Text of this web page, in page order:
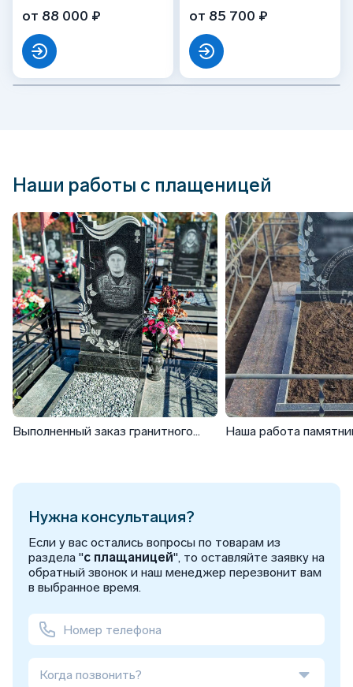
от 88 000 ₽ от 85 700 ₽
Наши работы с плащеницей
Выполненный заказ гранитного
Наша работа
Нужна консультация?
Если у вас остались вопросы по товарам из
раздела "с плащаницей", то оставляйте заявку на
обратный звонок и наш менеджер перезвонит вам
в выбранное время.
Когда позвонить?